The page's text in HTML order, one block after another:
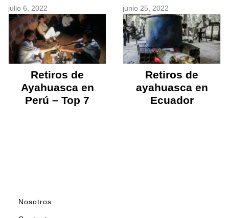
julio 6, 2022
Retiros de
Ayahuasca en
Perú – Top 7
junio 25, 2022
Retiros de
ayahuasca en
Ecuador
Nosotros